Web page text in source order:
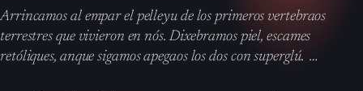
Arrincamos al empar el pelleyu de los primeros vertebraos
terrestres que vivieron en nós. Dixebramos piel, escames
retóliques, anque sigamos apegaos los dos con superglú. …